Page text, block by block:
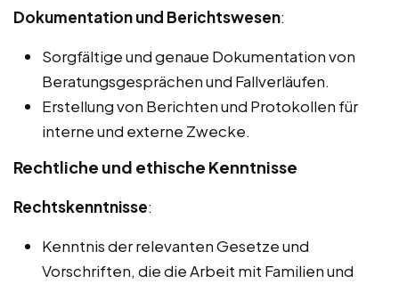
Dokumentation und Berichtswesen:
Sorgfältige und genaue Dokumentation von
Beratungsgesprächen und Fallverläufen.
Erstellung von Berichten und Protokollen für
interne und externe Zwecke.
Rechtliche und ethische Kenntnisse
Rechtskenntnisse:
Kenntnis der relevanten Gesetze und
Vorschriften, die die Arbeit mit Familien und